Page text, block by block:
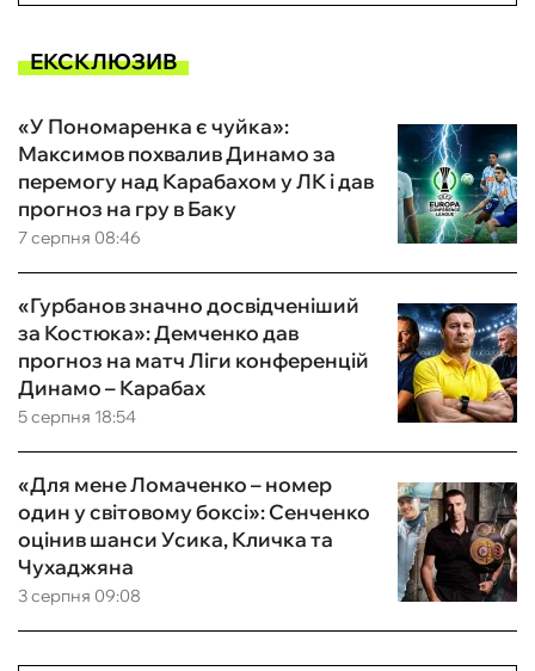
ЕКСКЛЮЗИВ
7 серпня 08:46
«У Пономаренка є чуйка»:
Максимов похвалив Динамо за
перемогу над Карабахом у ЛК і дав
прогноз на гру в Баку
5 серпня 18:54
«Гурбанов значно досвідченіший
за Костюка»: Демченко дав
прогноз на матч Ліги конференцій
Динамо – Карабах
3 серпня 09:08
«Для мене Ломаченко – номер
один у світовому боксі»: Сенченко
оцінив шанси Усика, Кличка та
Чухаджяна